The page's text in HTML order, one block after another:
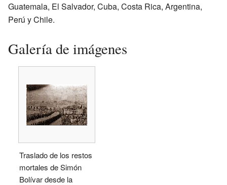
Guatemala, El Salvador, Cuba, Costa Rica, Argentina,
Perú y Chile.
Galería de imágenes
Traslado de los restos
mortales de Simón
Bolívar desde la